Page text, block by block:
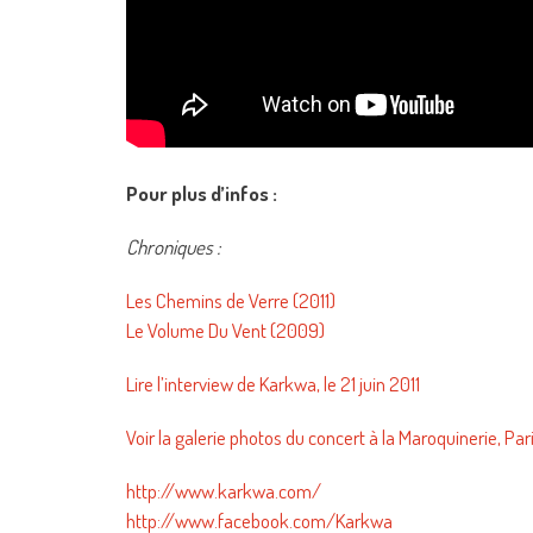
Pour plus d’infos :
Chroniques :
Les Chemins de Verre (2011)
Le Volume Du Vent (2009)
Lire l’interview de Karkwa, le 21 juin 2011
Voir la galerie photos du concert à la Maroquinerie,
http://www.karkwa.com/
http://www.facebook.com/Karkwa